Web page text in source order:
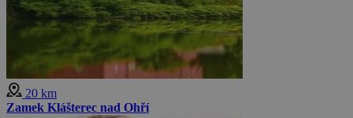
20 km
Zamek Klášterec nad Ohří